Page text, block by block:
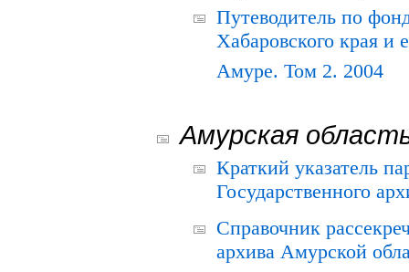
Путеводитель по
Хабаровского края и
Амуре. Том 2. 2004
Амурская
Краткий указатель
Государственного
Справочник
архива Амурской